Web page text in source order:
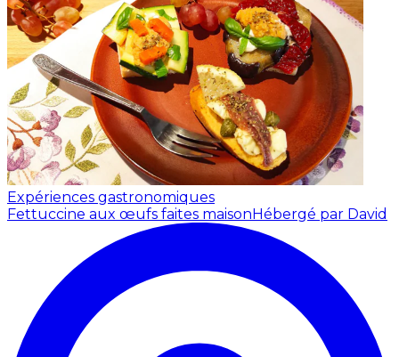
Expériences gastronomiques
Fettuccine aux œufs faites maisonHébergé par David